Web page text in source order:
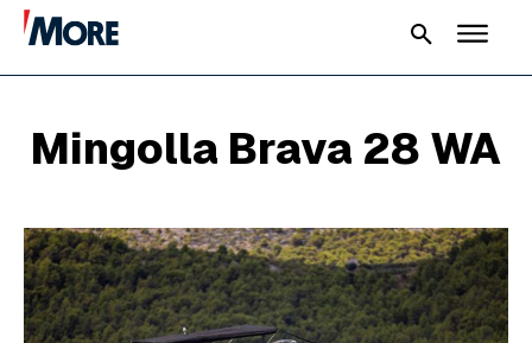
NAUTIKA
SPORT
Mingolla Brava 28 WA